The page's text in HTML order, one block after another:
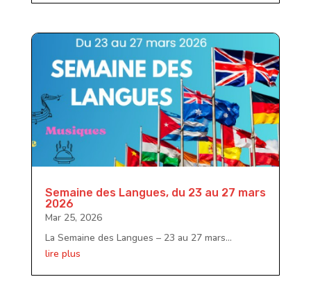
Semaine des Langues, du 23 au 27 mars
2026
Mar 25, 2026
La Semaine des Langues – 23 au 27 mars...
lire plus